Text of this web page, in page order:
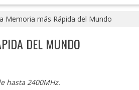
Memoria más Rápida del Mundo
DEL MUNDO
hasta 2400MHz.